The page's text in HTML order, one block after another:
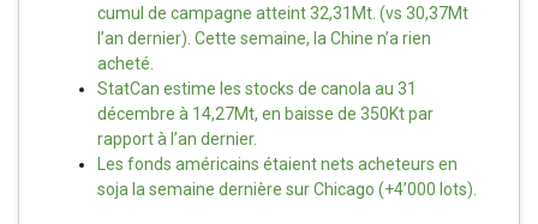
cumul de campagne atteint 32,31Mt. (vs 30,37Mt
l’an dernier). Cette semaine, la Chine n’a rien
acheté.
StatCan estime les stocks de canola au 31
décembre à 14,27Mt, en baisse de 350Kt par
rapport à l’an dernier.
Les fonds américains étaient nets acheteurs en
soja la semaine dernière sur Chicago (+4’000 lots).